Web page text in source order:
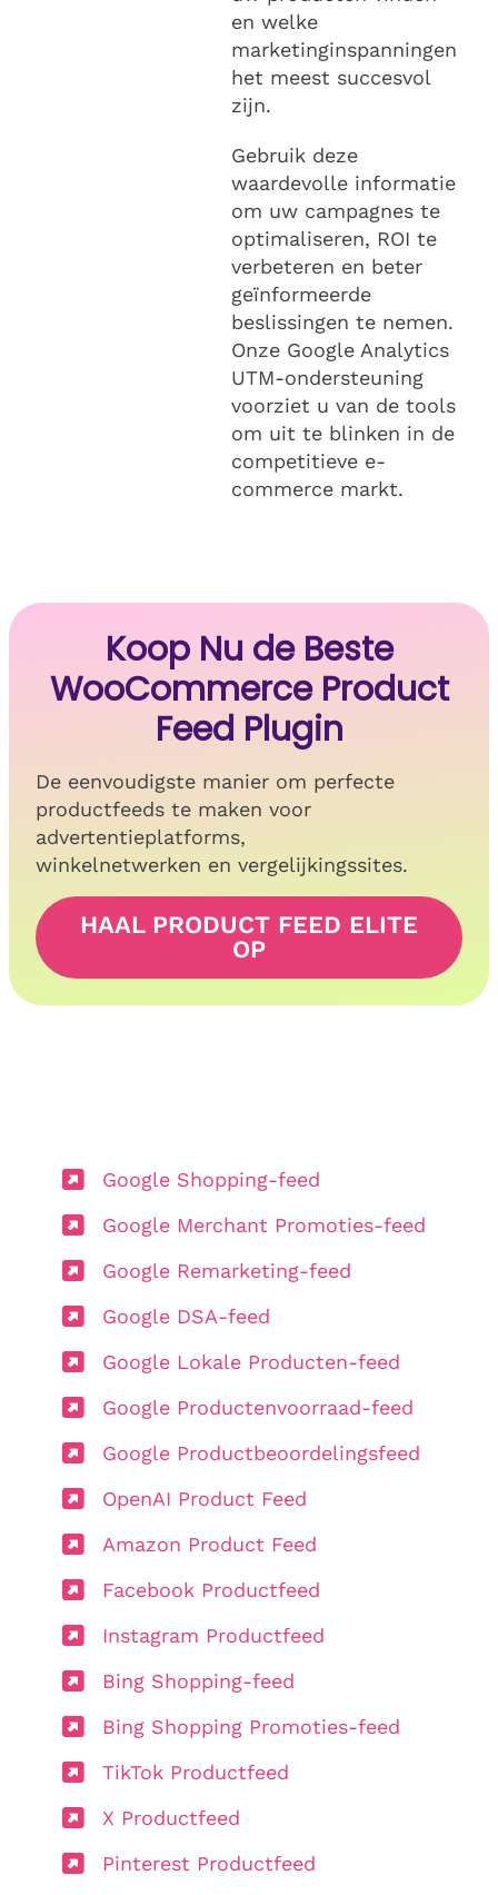
en welke
marketinginspanningen
het meest succesvol
zijn.
Gebruik deze
waardevolle informatie
om uw campagnes te
optimaliseren, ROI te
verbeteren en beter
geïnformeerde
beslissingen te nemen.
Onze Google Analytics
UTM-ondersteuning
voorziet u van de tools
om uit te blinken in de
competitieve e-
commerce markt.
Koop Nu de Beste
WooCommerce Product
Feed Plugin
De eenvoudigste manier om perfecte
productfeeds te maken voor
advertentieplatforms,
winkelnetwerken en vergelijkingssites.
HAAL PRODUCT FEED ELITE
OP
Google Shopping-feed
Google Merchant Promoties-feed
Google Remarketing-feed
Google DSA-feed
Google Lokale Producten-feed
Google Productenvoorraad-feed
Google Productbeoordelingsfeed
OpenAI Product Feed
Amazon Product Feed
Facebook Productfeed
Instagram Productfeed
Bing Shopping-feed
Bing Shopping Promoties-feed
TikTok Productfeed
X Productfeed
Pinterest Productfeed